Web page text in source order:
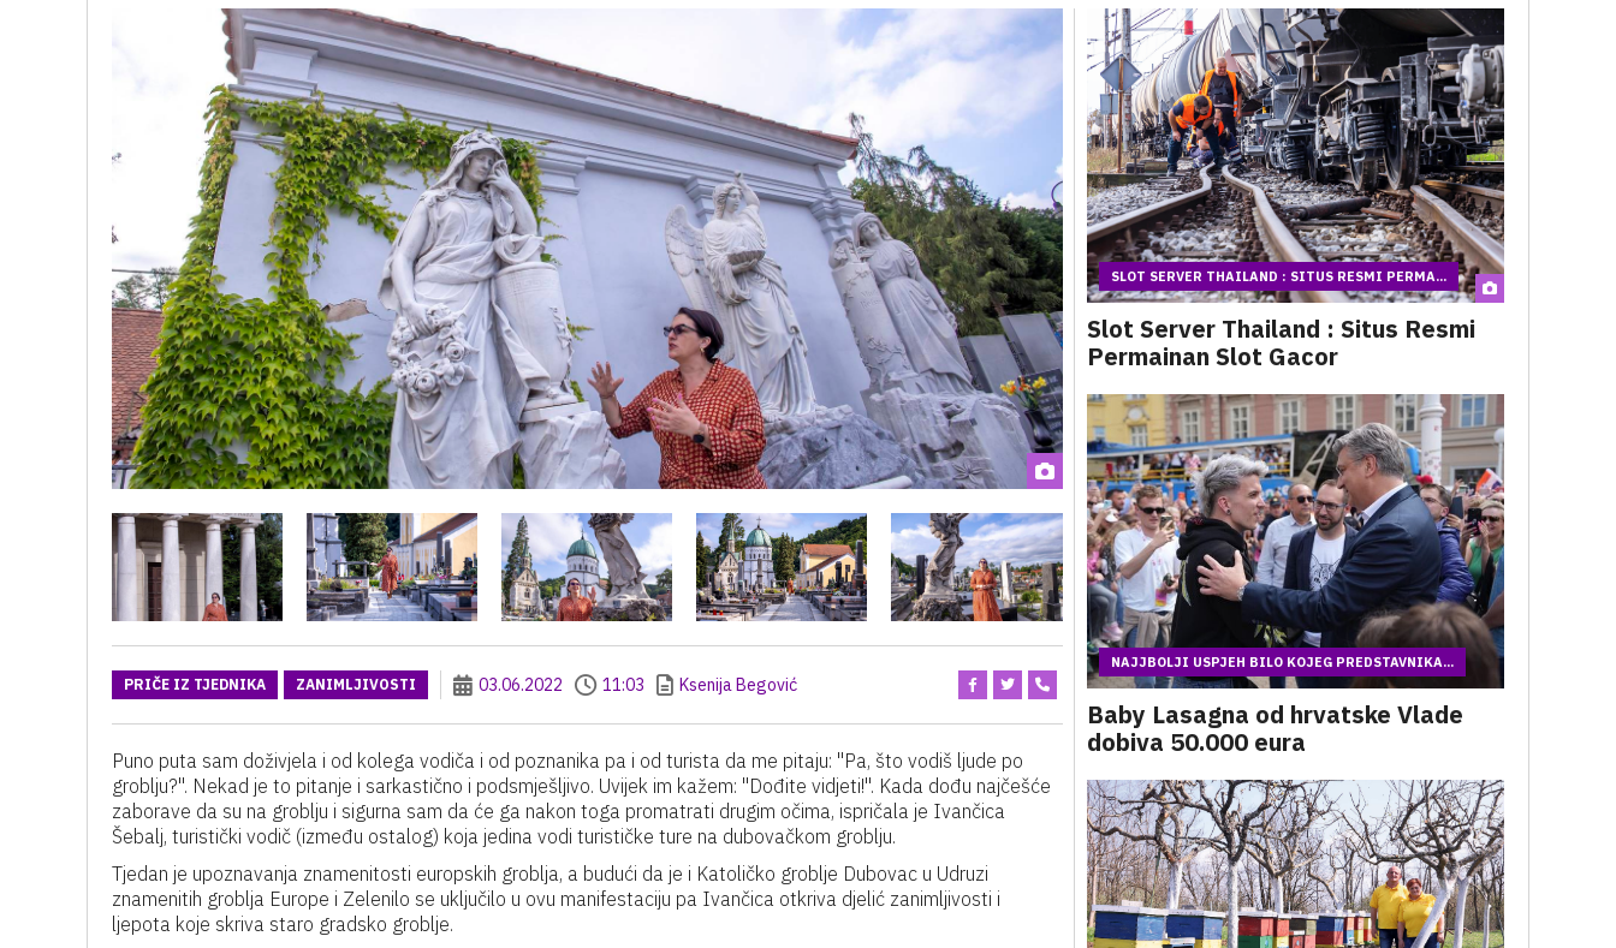
PRIČE IZ TJEDNIKA ZANIMLJIVOSTI 03.06.2022 11:03 Ksenija Begović
Puno puta sam doživjela i od kolega vodiča i od poznanika pa i od turista da me pitaju: ''Pa, što vodiš ljude po
groblju?''. Nekad je to pitanje i sarkastično i podsmješljivo. Uvijek im kažem: ''Dođite vidjeti!''. Kada dođu najčešće
zaborave da su na groblju i sigurna sam da će ga nakon toga promatrati drugim očima, ispričala je Ivančica
Šebalj, turistički vodič (između ostalog) koja jedina vodi turističke ture na dubovačkom groblju.
Tjedan je upoznavanja znamenitosti europskih groblja, a budući da je i Katoličko groblje Dubovac u Udruzi
znamenitih groblja Europe i Zelenilo se uključilo u ovu manifestaciju pa Ivančica otkriva djelić zanimljivosti i
ljepota koje skriva staro gradsko groblje.
SLOT SERVER THAILAND : SITUS RESMI PERMA...
Slot Server Thailand : Situs Resmi
Permainan Slot Gacor
NAJJBOLJI USPJEH BILO KOJEG PREDSTAVNIKA...
Baby Lasagna od hrvatske Vlade
dobiva 50.000 eura